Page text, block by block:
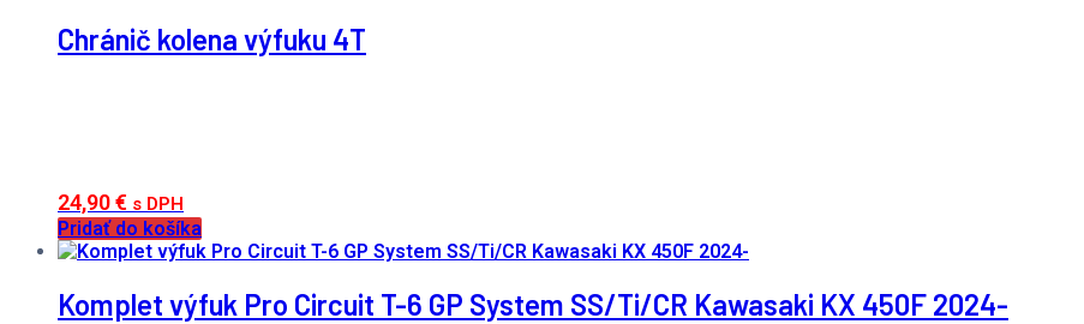
Chránič kolena výfuku 4T
24,90€ s DPH
Pridať do košíka
Komplet výfuk Pro Circuit T-6 GP System SS/Ti/CR Kawasaki KX 450F 2024-